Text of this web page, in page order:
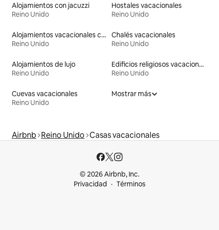
Alojamientos con jacuzzi
Reino Unido
Hostales vacacionales
Reino Unido
Alojamientos vacacionales con entrada y salida de pistas de esquí
Reino Unido
Chalés vacacionales
Reino Unido
Alojamientos de lujo
Reino Unido
Edificios religiosos vacacionales
Reino Unido
Cuevas vacacionales
Reino Unido
Mostrar más
Airbnb Reino Unido Casas vacacionales
© 2026 Airbnb, Inc.
Privacidad
Términos